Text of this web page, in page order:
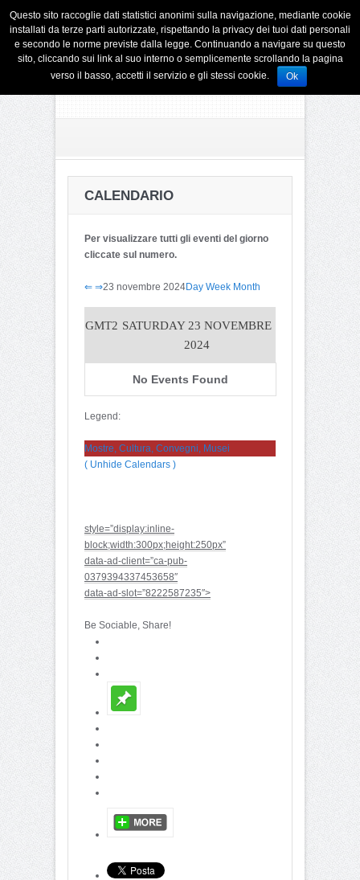
CALENDARIO
Per visualizzare tutti gli eventi del giorno
cliccate sul numero.
⇐ ⇒23 novembre 2024Day Week Month
GMT2 SATURDAY 23 NOVEMBRE
2024
No Events Found
Legend:
Mostre, Cultura, Convegni, Musei
( Unhide Calendars )
style=”display:inline-
block;width:300px;height:250px”
data-ad-client=”ca-pub-
0379394337453658″
data-ad-slot=”8222587235″>
Be Sociable, Share!
Questo sito raccoglie dati statistici anonimi sulla navigazione, mediante cookie
installati da terze parti autorizzate, rispettando la privacy dei tuoi dati personali
e secondo le norme previste dalla legge. Continuando a navigare su questo
sito, cliccando sui link al suo interno o semplicemente scrollando la pagina
verso il basso, accetti il servizio e gli stessi cookie.
Ok